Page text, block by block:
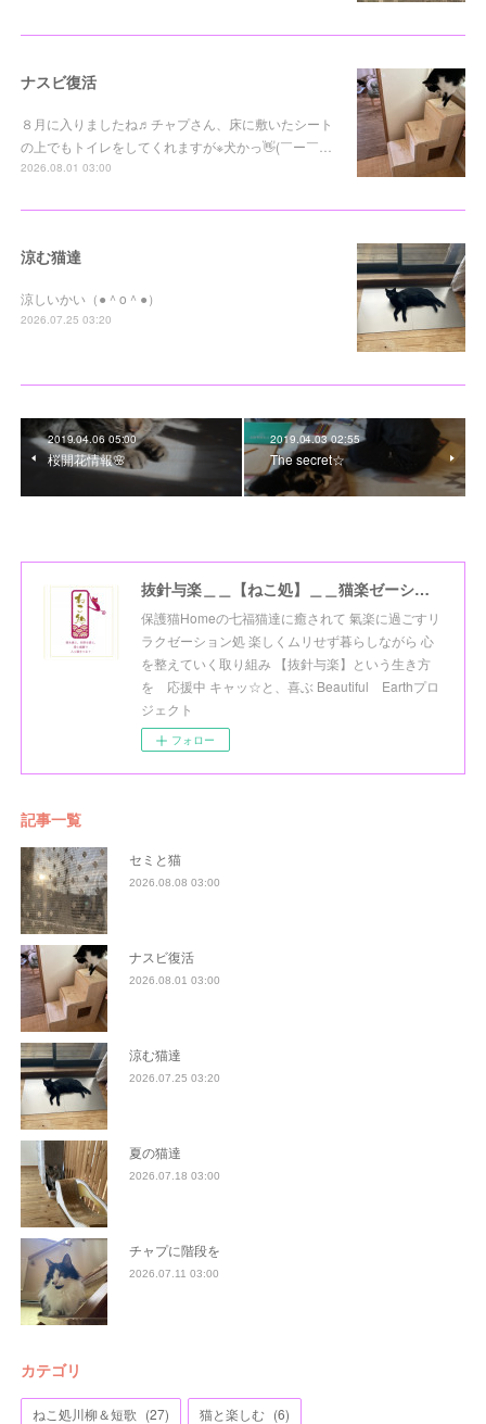
ナスビ復活
８月に入りましたね♬チャプさん、床に敷いたシート
の上でもトイレをしてくれますが※犬かっ👋(￣ー￣…
2026.08.01 03:00
涼む猫達
涼しいかい（●＾o＾●）
2026.07.25 03:20
2019.04.06 05:00
桜開花情報🌸
2019.04.03 02:55
The secret☆
抜針与楽＿＿【ねこ処】＿＿猫楽ゼーションHome☆
保護猫Homeの七福猫達に癒されて 氣楽に過ごすリ
ラクゼーション処 楽しくムリせず暮らしながら 心
を整えていく取り組み 【抜針与楽】という生き方
を 応援中 キャッ☆と、喜ぶ Beautiful Earthプロ
ジェクト
フォロー
記事一覧
セミと猫
2026.08.08 03:00
ナスビ復活
2026.08.01 03:00
涼む猫達
2026.07.25 03:20
夏の猫達
2026.07.18 03:00
チャプに階段を
2026.07.11 03:00
カテゴリ
ねこ処川柳＆短歌 (27) 猫と楽しむ (6)